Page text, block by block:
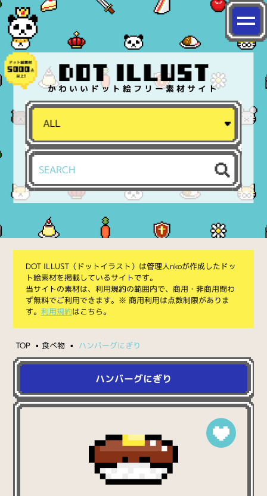
かわいいドット絵フリー素材サイト
DOT ILLUST（ドットイラスト）は管理人nkoが作成したドッ
ト絵素材を掲載しているサイトです。
当サイトの素材は、利用規約の範囲内で、商用・非商用問わ
ず無料でご利用できます。※ 商用利用は点数制限がありま
す。 利用規約はこちら。
TOP 食べ物 ハンバーグにぎり
ハンバーグにぎり